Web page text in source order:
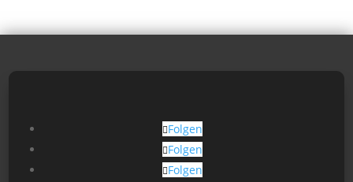
Folgen
Folgen
Folgen